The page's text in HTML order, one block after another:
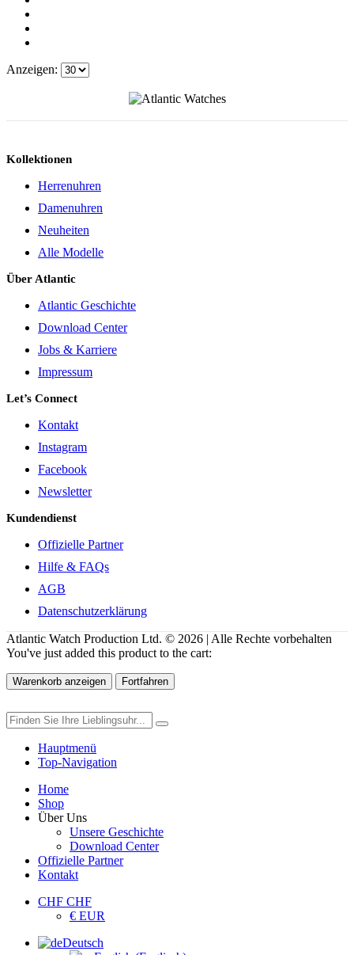
Anzeigen:
Kollektionen
Herrenuhren
Damenuhren
Neuheiten
Alle Modelle
Über Atlantic
Atlantic Geschichte
Download Center
Jobs & Karriere
Impressum
Let’s Connect
Kontakt
Instagram
Facebook
Newsletter
Kundendienst
Offizielle Partner
Hilfe & FAQs
AGB
Datenschutzerklärung
Atlantic Watch Production Ltd. © 2026 | Alle Rechte vorbehalten
You've just added this product to the cart:
Warenkorb anzeigen Fortfahren
Hauptmenü
Top-Navigation
Home
Shop
Über Uns
Unsere Geschichte
Download Center
Offizielle Partner
Kontakt
CHF CHF
€ EUR
Deutsch